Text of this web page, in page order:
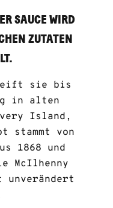
SAUCE WIRD
ZUTATEN
sie bis
in alten
Island,
stammt von
1868 und
McIlhenny